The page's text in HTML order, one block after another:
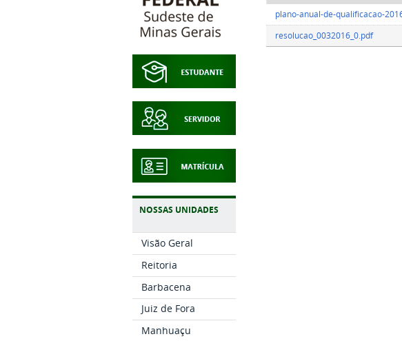
NOSSAS UNIDADES
Visão Geral
Reitoria
Barbacena
Juiz de Fora
Manhuaçu
plano-anual-de-qualificacao-
resolucao_0032016_0.pdf